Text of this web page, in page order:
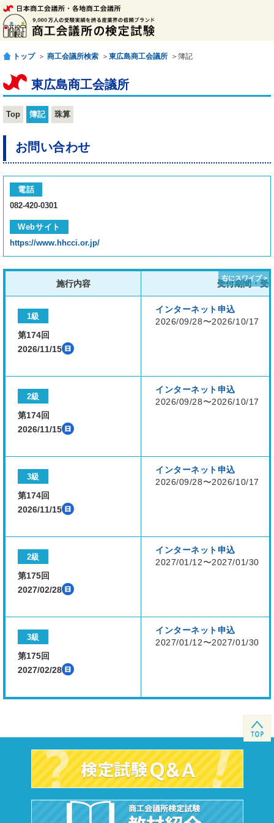
トップ ＞ 商工会議所検索 ＞ 東広島商工会議所 ＞簿記
東広島商工会議所
Top 簿記 珠算
お問い合わせ
電話
082-420-0301
Webサイト
https://www.hhcci.or.jp/
施行内容 受付期間・受
1級
第174回
2026/11/15
インターネット申込
2026/09/28〜2026/10/17
2級
第174回
2026/11/15
インターネット申込
2026/09/28〜2026/10/17
3級
第174回
2026/11/15
インターネット申込
2026/09/28〜2026/10/17
2級
第175回
2027/02/28
インターネット申込
2027/01/12〜2027/01/30
3級
第175回
2027/02/28
インターネット申込
2027/01/12〜2027/01/30